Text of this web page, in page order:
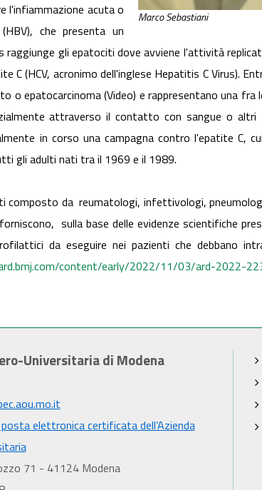
Marco Sebastiani
l'infiammazione acuta o
che presenta un
gli epatociti dove avviene l'attività
(HCV, acronimo dell'inglese Hepatitis C Virus).
epatocarcinoma (Video) e rappresentano una fra
attraverso il contatto con sangue o altri
in corso una campagna contro l'epatite C,
gli adulti nati tra il 1969 e il 1989.
composto da reumatologi, infettivologi,
sulla base delle evidenze scientifiche
da eseguire nei pazienti che debbano
content/early/2022/11/03/ard-2022-
Universitaria di Modena
posta elettronica certificata dell’Azienda
71 - 41124 Modena